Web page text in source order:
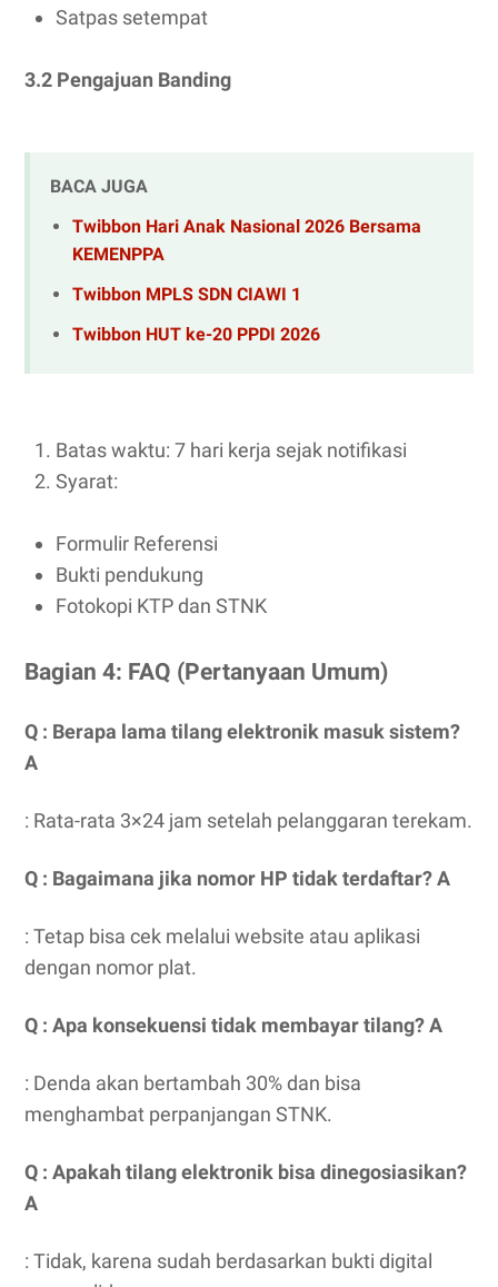
Satpas setempat
3.2 Pengajuan Banding
BACA JUGA
Twibbon Hari Anak Nasional 2026 Bersama
KEMENPPA
Twibbon MPLS SDN CIAWI 1
Twibbon HUT ke-20 PPDI 2026
Batas waktu: 7 hari kerja sejak notifikasi
Syarat:
Formulir Referensi
Bukti pendukung
Fotokopi KTP dan STNK
Bagian 4: FAQ (Pertanyaan Umum)
Q : Berapa lama tilang elektronik masuk sistem?
A
: Rata-rata 3×24 jam setelah pelanggaran terekam.
Q : Bagaimana jika nomor HP tidak terdaftar? A
: Tetap bisa cek melalui website atau aplikasi
dengan nomor plat.
Q : Apa konsekuensi tidak membayar tilang? A
: Denda akan bertambah 30% dan bisa
menghambat perpanjangan STNK.
Q : Apakah tilang elektronik bisa dinegosiasikan?
A
: Tidak, karena sudah berdasarkan bukti digital